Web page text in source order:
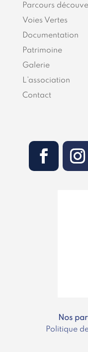
Parcours
Voies Vertes
Documentation
Patrimoine
Galerie
L’association
Contact
Nos
Politique